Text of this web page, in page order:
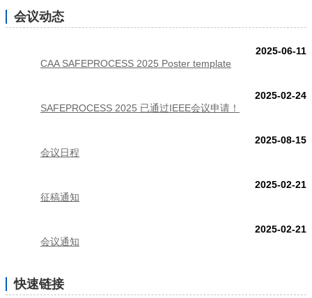
会议动态
2025-06-11
CAA SAFEPROCESS 2025 Poster template
2025-02-24
SAFEPROCESS 2025 已通过IEEE会议申请！
2025-08-15
会议日程
2025-02-21
征稿通知
2025-02-21
会议通知
快速链接